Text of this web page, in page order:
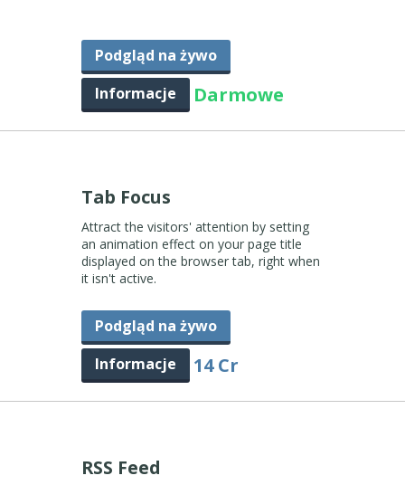
Podgląd na żywo
Informacje
Darmowe
Tab Focus
Attract the visitors' attention by setting
an animation effect on your page title
displayed on the browser tab, right when
it isn't active.
Podgląd na żywo
Informacje
14 Cr
RSS Feed